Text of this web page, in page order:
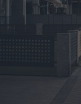
‘EL FÚTBOL SIN LAS
CAPAZ, LA CERVEZA QUE
BABARIA Y MAXIBON SON
AUDIBLE REIVINDICA EL